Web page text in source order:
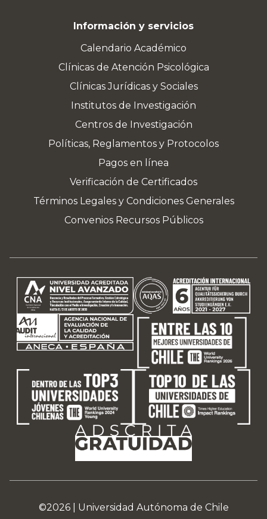
Información y servicios
Calendario Académico
Clínicas de Atención Psicológica
Clínicas Jurídicas y Sociales
Institutos de Investigación
Centros de Investigación
Políticas, Reglamentos y Protocolos
Pagos en línea
Verificación de Certificados
Términos Legales y Condiciones Generales
Convenios Recursos Públicos
©2026 | Universidad Autónoma de Chile